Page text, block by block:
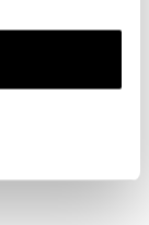
in huis